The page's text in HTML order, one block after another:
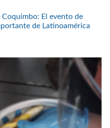
El evento de
de Latinoamérica